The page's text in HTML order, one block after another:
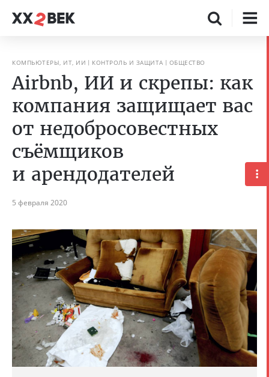
КОМПЬЮТЕРЫ, ИТ, ИИ КОНТРОЛЬ И ЗАЩИТА ОБЩЕСТВО
Airbnb, ИИ и скрепы: как
компания защищает вас
от недобросовестных
съёмщиков
и арендодателей
5 февраля 2020